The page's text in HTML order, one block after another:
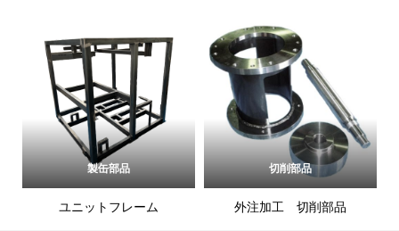
製缶部品
ユニットフレーム
切削部品
外注加工 切削部品